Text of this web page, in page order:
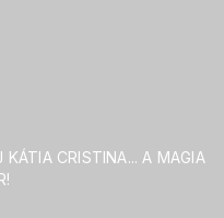
CRISTINA... A MAGIA